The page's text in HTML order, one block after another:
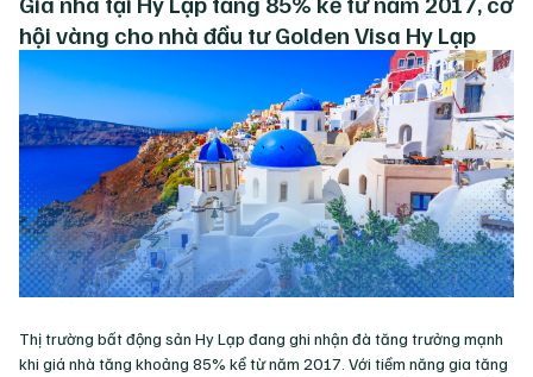
hội vàng cho nhà đầu tư Golden Visa Hy Lạp
Thị trường bất động sản Hy Lạp đang ghi nhận đà tăng trưởng mạnh
khi giá nhà tăng khoảng 85% kể từ năm 2017. Với tiềm năng gia tăng